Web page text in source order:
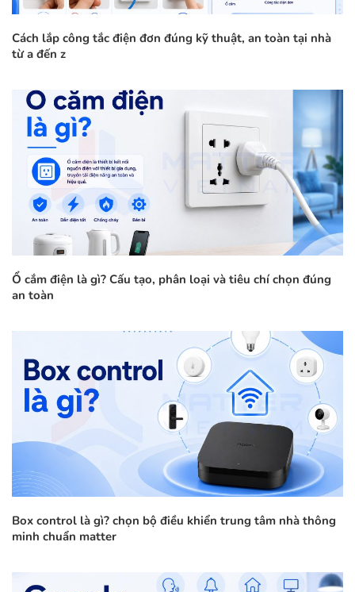
Cách lắp công tắc điện đơn đúng kỹ thuật, an toàn tại nhà
từ a đến z
Ổ cắm điện là gì? Cấu tạo, phân loại và tiêu chí chọn đúng
an toàn
Box control là gì? chọn bộ điều khiển trung tâm nhà thông
minh chuẩn matter